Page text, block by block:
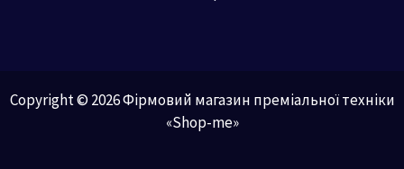
Copyright © 2026 Фірмовий магазин преміальної техніки
«Shop-me»